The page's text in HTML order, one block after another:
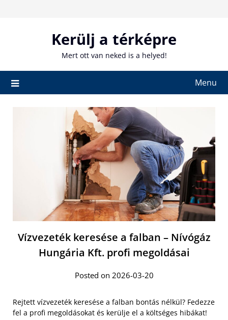
Kerülj a térképre
Mert ott van neked is a helyed!
Menu
Vízvezeték keresése a falban – Nívógáz
Hungária Kft. profi megoldásai
Posted on 2026-03-20
Rejtett vízvezeték keresése a falban bontás nélkül? Fedezze
fel a profi megoldásokat és kerülje el a költséges hibákat!